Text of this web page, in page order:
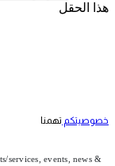
هذا الحقل
خصوصيتكم تهمنا
services, events, news &